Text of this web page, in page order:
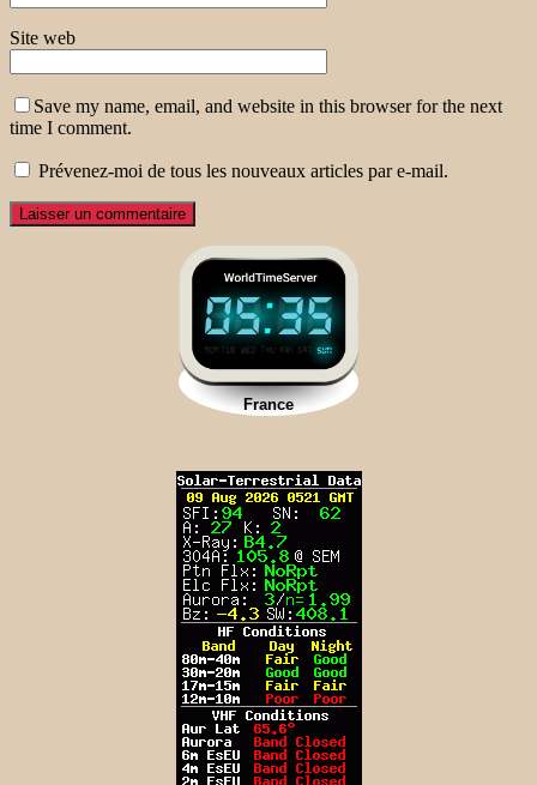
Site web
Save my name, email, and website in this browser for the next
time I comment.
Prévenez-moi de tous les nouveaux articles par e-mail.